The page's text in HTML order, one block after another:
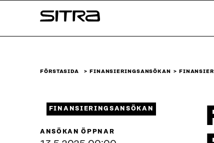
↓
Sitra
FÖRSTASIDA FINANSIERINGSANSÖKAN
FINANSIERINGSANSÖKAN
ANSÖKAN ÖPPNAR